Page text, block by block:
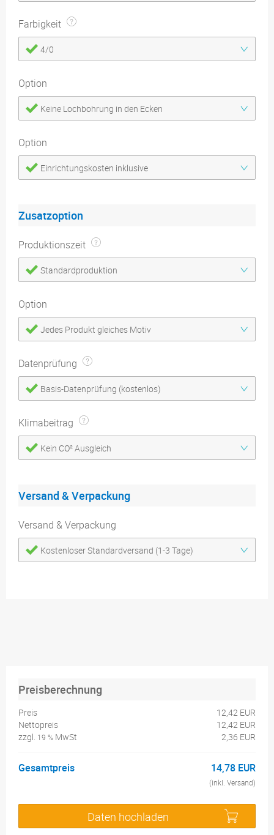
Farbigkeit
4/0
Option
Keine Lochbohrung in den Ecken
Option
Einrichtungskosten inklusive
Zusatzoption
Produktionszeit
Standardproduktion
Option
Jedes Produkt gleiches Motiv
Datenprüfung
Basis-Datenprüfung (kostenlos)
Klimabeitrag
Kein CO² Ausgleich
Versand & Verpackung
Versand & Verpackung
Kostenloser Standardversand (1-3 Tage)
Preisberechnung
Preis
12,42 EUR
Nettopreis
12,42 EUR
zzgl. 19 % MwSt 2,36 EUR
Gesamtpreis 14,78 EUR
(inkl. Versand)
Daten hochladen